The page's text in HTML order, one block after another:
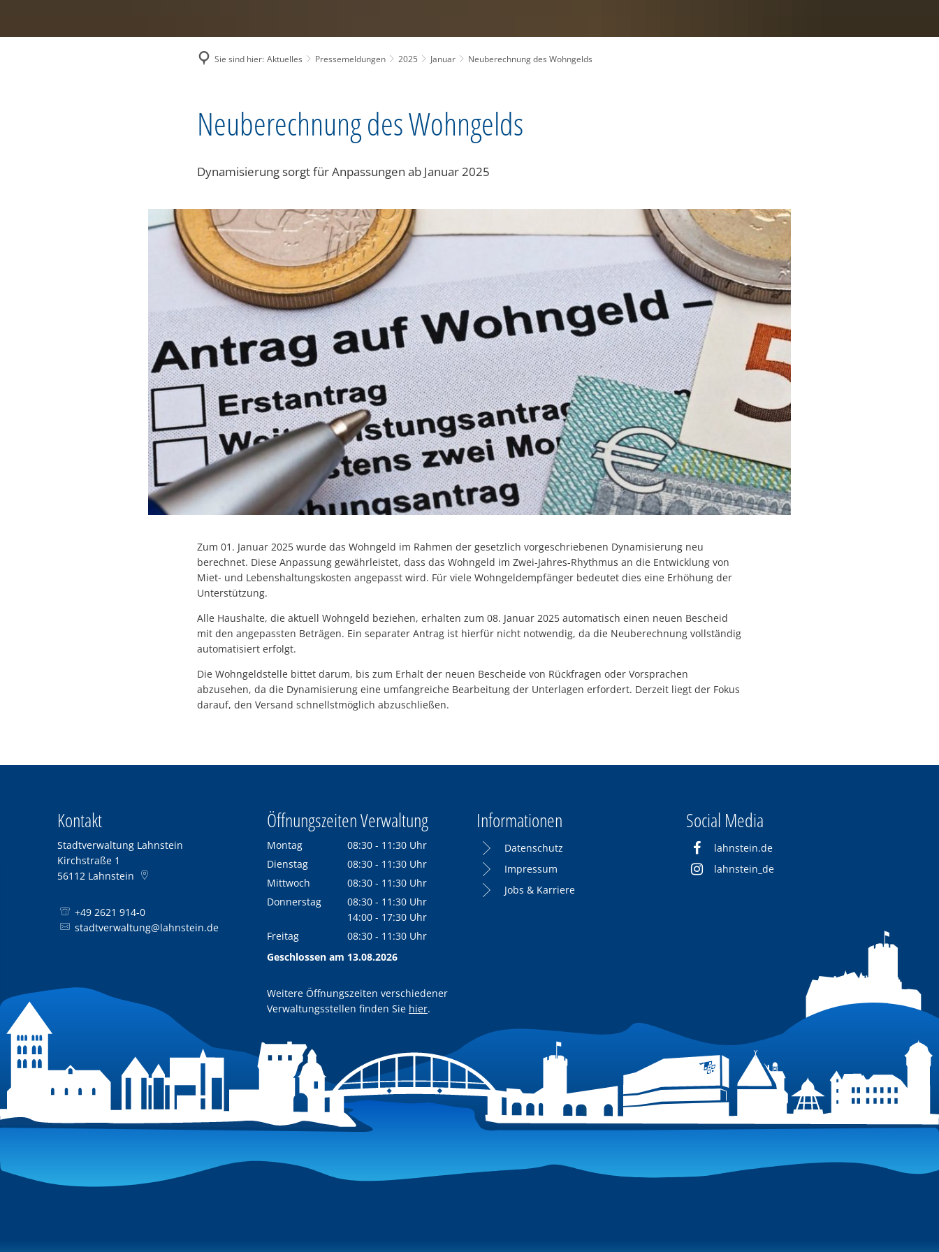
Sie sind hier: Aktuelles Pressemeldungen 2025 Januar Neuberechnung des Wohngelds
Neuberechnung des Wohngelds
Dynamisierung sorgt für Anpassungen ab Januar 2025
Zum 01. Januar 2025 wurde das Wohngeld im Rahmen der gesetzlich vorgeschriebenen Dynamisierung neu
berechnet. Diese Anpassung gewährleistet, dass das Wohngeld im Zwei-Jahres-Rhythmus an die Entwicklung von
Miet- und Lebenshaltungskosten angepasst wird. Für viele Wohngeldempfänger bedeutet dies eine Erhöhung der
Unterstützung.
Alle Haushalte, die aktuell Wohngeld beziehen, erhalten zum 08. Januar 2025 automatisch einen neuen Bescheid
mit den angepassten Beträgen. Ein separater Antrag ist hierfür nicht notwendig, da die Neuberechnung vollständig
automatisiert erfolgt.
Die Wohngeldstelle bittet darum, bis zum Erhalt der neuen Bescheide von Rückfragen oder Vorsprachen
abzusehen, da die Dynamisierung eine umfangreiche Bearbeitung der Unterlagen erfordert. Derzeit liegt der Fokus
darauf, den Versand schnellstmöglich abzuschließen.
Kontakt
Stadtverwaltung Lahnstein
Kirchstraße 1
56112 Lahnstein
+49 2621 914-0
stadtverwaltung@lahnstein.de
Öffnungszeiten Verwaltung
Montag 08:30 - 11:30 Uhr
Von 08:30 bis 11:30 Uhr
Dienstag 08:30 - 11:30 Uhr
Von 08:30 bis 11:30 Uhr
Mittwoch 08:30 - 11:30 Uhr
Von 08:30 bis 11:30 Uhr
Donnerstag 08:30 - 11:30 Uhr
Von 08:30 bis 11:30 Uhr
14:00 - 17:30 Uhr
Von 14:00 bis 17:30 Uhr
Freitag 08:30 - 11:30 Uhr
Von 08:30 bis 11:30 Uhr
Geschlossen am 13.08.2026
Weitere Öffnungszeiten verschiedener
Verwaltungsstellen finden Sie hier.
Informationen
Datenschutz
Impressum
Jobs & Karriere
Social Media
lahnstein.de
lahnstein_de